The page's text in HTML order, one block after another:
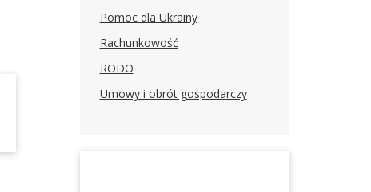
Pomoc dla Ukrainy
Rachunkowość
RODO
Umowy i obrót gospodarczy